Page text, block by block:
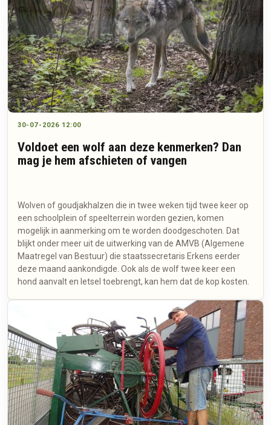
30-07-2026 12:00
Voldoet een wolf aan deze kenmerken? Dan
mag je hem afschieten of vangen
Wolven of goudjakhalzen die in twee weken tijd twee keer op
een schoolplein of speelterrein worden gezien, komen
mogelijk in aanmerking om te worden doodgeschoten. Dat
blijkt onder meer uit de uitwerking van de AMVB (Algemene
Maatregel van Bestuur) die staatssecretaris Erkens eerder
deze maand aankondigde. Ook als de wolf twee keer een
hond aanvalt en letsel toebrengt, kan hem dat de kop kosten.